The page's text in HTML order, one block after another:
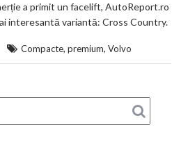
a primit un facelift, AutoReport.ro
interesantă variantă: Cross Country.
Compacte, premium, Volvo